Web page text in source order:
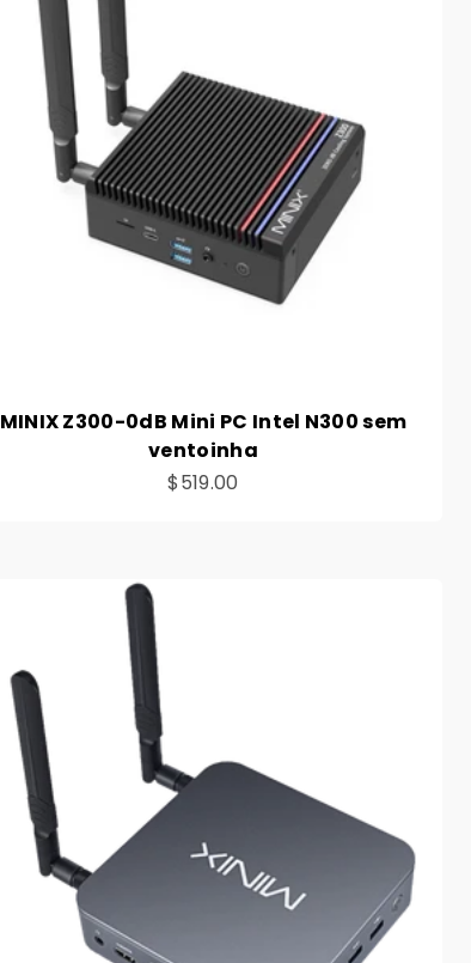
MINIX Z300-0dB Mini PC Intel N300 sem
ventoinha
Preço de venda
$519.00